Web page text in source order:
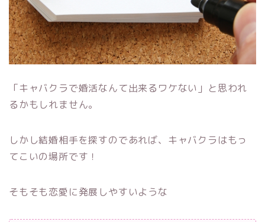
「キャバクラで婚活なんて出来るワケない」と思われ
るかもしれません。
しかし結婚相手を探すのであれば、キャバクラはもっ
てこいの場所です！
そもそも恋愛に発展しやすいような